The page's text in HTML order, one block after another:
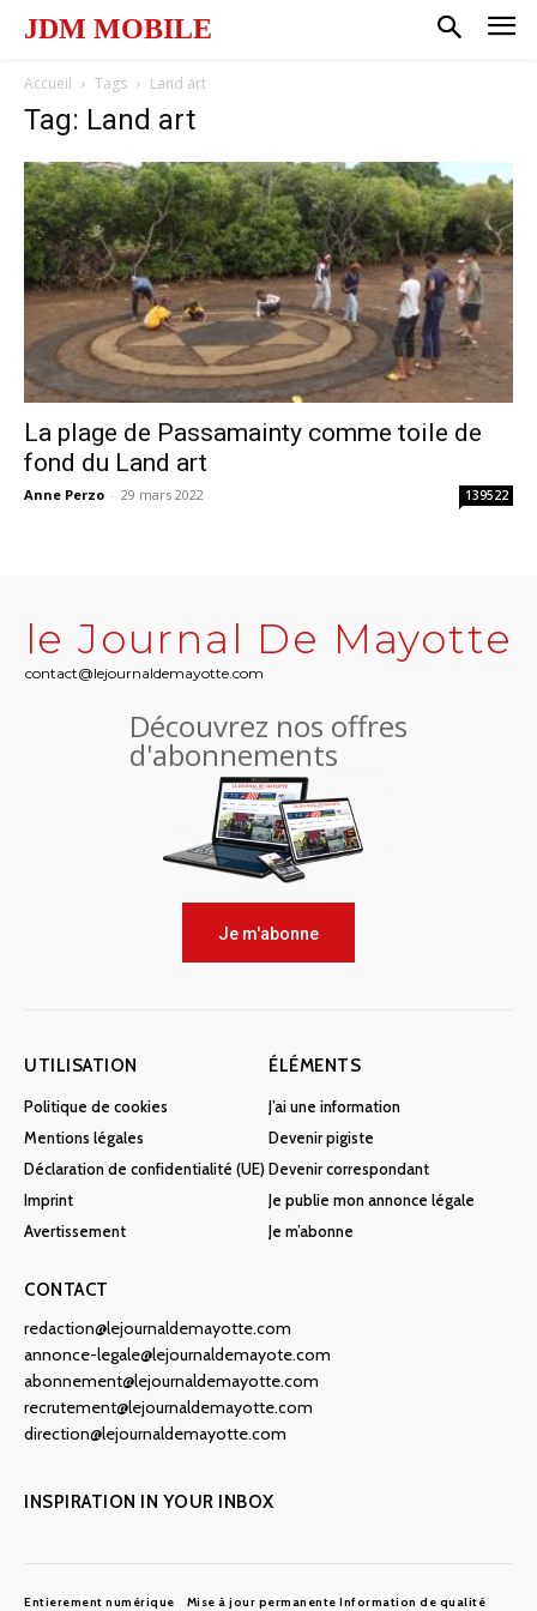
JDM MOBILE
Accueil Tags Land art
Tag: Land art
La plage de Passamainty comme toile de
fond du Land art
Anne Perzo - 29 mars 2022 139522
le Journal De Mayotte
contact@lejournaldemayotte.com
Découvrez nos offres
d'abonnements
Je m'abonne
UTILISATION
Politique de cookies
Mentions légales
Déclaration de confidentialité (UE)
Imprint
Avertissement
ÉLÉMENTS
J’ai une information
Devenir pigiste
Devenir correspondant
Je publie mon annonce légale
Je m’abonne
CONTACT
redaction@lejournaldemayotte.com
annonce-legale@lejournaldemayote.com
abonnement@lejournaldemayotte.com
recrutement@lejournaldemayotte.com
direction@lejournaldemayotte.com
INSPIRATION IN YOUR INBOX
Entierement numérique Mise à jour permanente Information de qualité